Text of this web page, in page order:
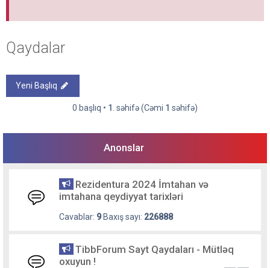
Qaydalar
Yeni Başlıq
0 başlıq • 1 . səhifə (Cəmi 1 səhifə)
Anonslar
Rezidentura 2024 İmtahan və
imtahana qeydiyyat tarixləri
Cavablar: 9Baxış sayı: 226888
TibbForum Sayt Qaydaları - Mütləq
oxuyun !